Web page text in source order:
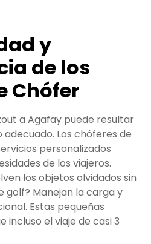
y
de los
Chófer
a Agafay puede resultar
Los chóferes de
personalizados
de los viajeros.
los objetos olvidados sin
golf? Manejan la carga y
Estas pequeñas
incluso el viaje de casi 3